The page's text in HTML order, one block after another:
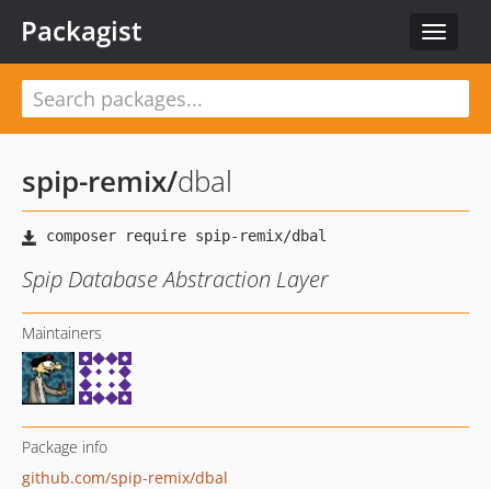
Toggle
Packagist
spip-remix/dbal
Spip Database Abstraction Layer
Maintainers
Package info
github.com/spip-remix/dbal